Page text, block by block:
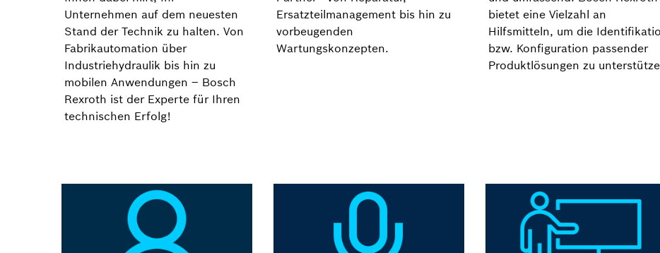
Unternehmen auf dem neuesten
Stand der Technik zu halten. Von
Fabrikautomation über
Industriehydraulik bis hin zu
mobilen Anwendungen – Bosch
Rexroth ist der Experte für Ihren
technischen Erfolg!
Ersatzteilmanagement bis hin zu
vorbeugenden
Wartungskonzepten.
bietet eine Vielzahl an
Hilfsmitteln, um die
bzw. Konfiguration passender
Produktlösungen zu